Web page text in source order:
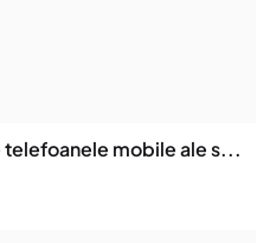
telefoanele mobile ale s...